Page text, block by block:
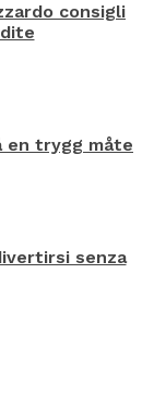
consigli
en trygg måte
senza